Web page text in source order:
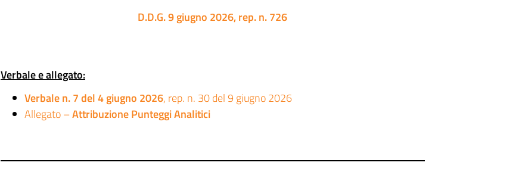
D.D.G. 9 giugno 2026, rep. n. 726
Verbale e allegato:
Verbale n. 7 del 4 giugno 2026, rep. n. 30 del 9 giugno 2026
Allegato –Attribuzione Punteggi Analitici